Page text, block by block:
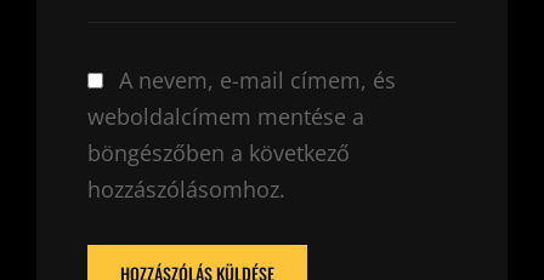
A nevem, e-mail címem, és
weboldalcímem mentése a
böngészőben a következő
hozzászólásomhoz.